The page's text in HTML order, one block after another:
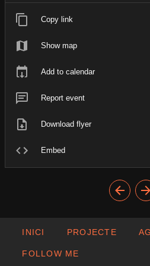
Copy link
Show map
Add to calendar
Report event
Download flyer
Embed
INICI PROJECTE
FOLLOW ME